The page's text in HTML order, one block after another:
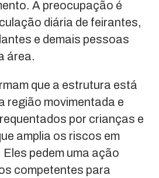
A preocupação é
diária de feirantes,
e demais pessoas
área.
que a estrutura está
região movimentada e
por crianças e
amplia os riscos em
pedem uma ação
competentes para